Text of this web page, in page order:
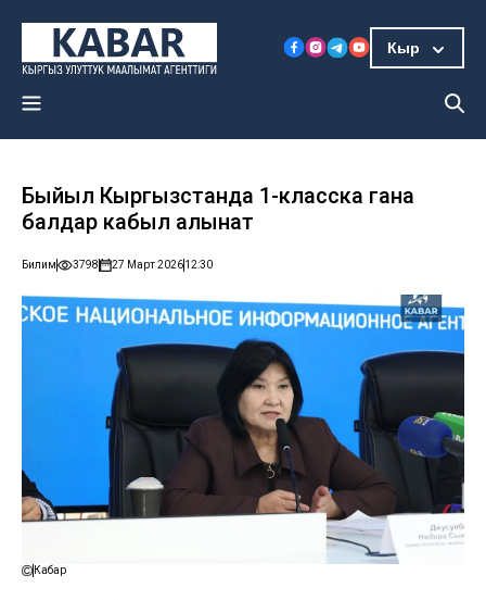
Кыр
Быйыл Кыргызстанда 1-класска гана
балдар кабыл алынат
Билим 3798 27 Март 202612:30
Кабар